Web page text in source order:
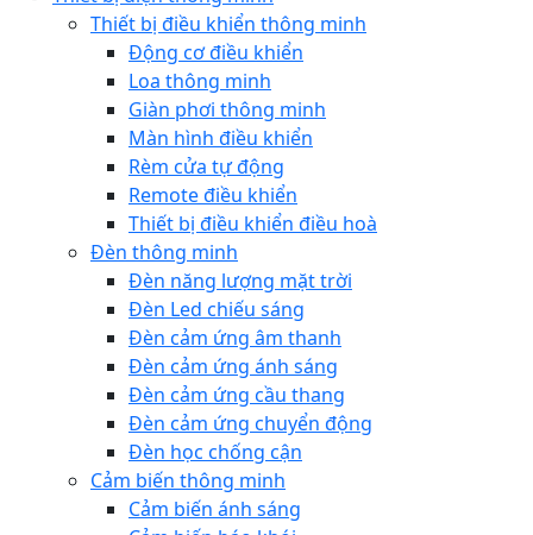
Thiết bị điều khiển thông minh
Động cơ điều khiển
Loa thông minh
Giàn phơi thông minh
Màn hình điều khiển
Rèm cửa tự động
Remote điều khiển
Thiết bị điều khiển điều hoà
Đèn thông minh
Đèn năng lượng mặt trời
Đèn Led chiếu sáng
Đèn cảm ứng âm thanh
Đèn cảm ứng ánh sáng
Đèn cảm ứng cầu thang
Đèn cảm ứng chuyển động
Đèn học chống cận
Cảm biến thông minh
Cảm biến ánh sáng